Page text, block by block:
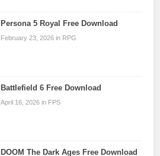
Persona 5 Royal Free Download
February 23, 2026 in RPG
Battlefield 6 Free Download
April 16, 2026 in FPS
DOOM The Dark Ages Free Download